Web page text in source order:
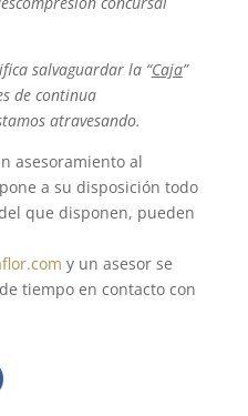
salvaguardar la “Caja”
de continua
atravesando.
asesoramiento al
a su disposición todo
que disponen, pueden
y un asesor se
tiempo en contacto con